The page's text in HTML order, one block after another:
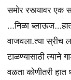
समोर रस्त्यावर
...निळा
वाजवला.त्या स्रीच
टाळण्यासाठी त्याने
वळता कोणीतरी